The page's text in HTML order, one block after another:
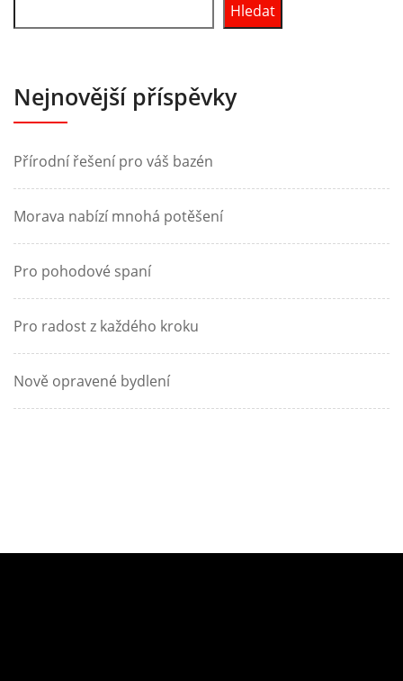
Hledat
Nejnovější příspěvky
Přírodní řešení pro váš bazén
Morava nabízí mnohá potěšení
Pro pohodové spaní
Pro radost z každého kroku
Nově opravené bydlení